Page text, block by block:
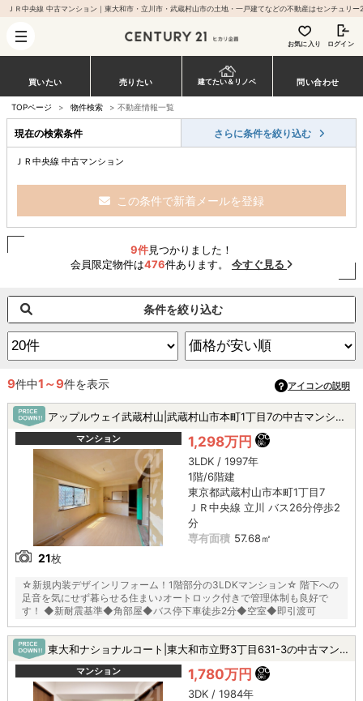
お気に入り ログイン
買いたい 売りたい 建てたい＆リノベ 問い合わせ
TOPページ > 物件検索 > 不動産情報一覧
現在の検索条件 さらに条件を絞り込む
ＪＲ中央線 中古マンション
この条件で新着メールを登録
9件見つかりました！
会員限定物件は476件あります。 今すぐ見る
条件を絞り込む
9件中1～9件を表示 アイコンの説明
アップルウェイ武蔵村山|武蔵村山市本町1丁目7の中古マンション
マンション
21枚
1,298万円
3LDK / 1997年
1階/6階建
東京都武蔵村山市本町1丁目7
ＪＲ中央線 立川 バス26分停歩2
分
専有面積 57.68㎡
☆新規内装デザインリフォーム！1階部分の3LDKマンション☆ 階下への
足音を気にせず暮らせる住まい♪オートロック付きで管理体制も良好で
す！ ◆新耐震基準◆角部屋◆バス停下車徒歩2分◆空室◆即引渡可
東大和ナショナルコート|東大和市立野3丁目631-3の中古マンション
マンション 1,780万円
3DK / 1984年